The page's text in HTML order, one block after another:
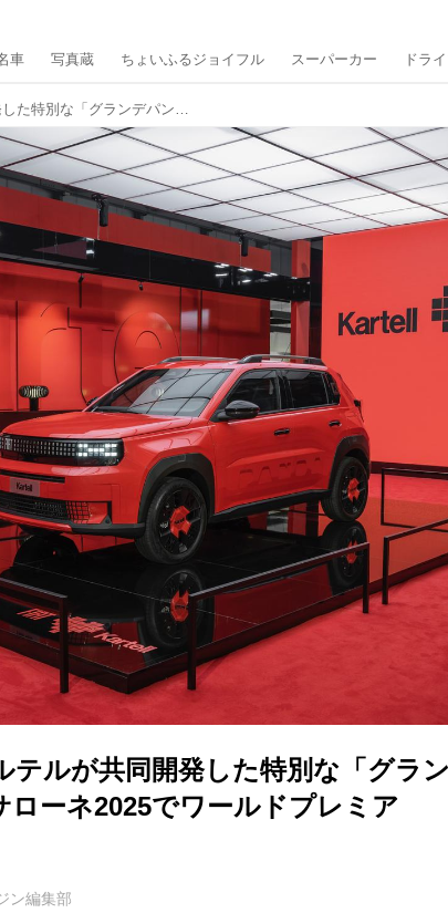
車 写真蔵 ちょいふるジョイフル スーパーカー ドラ
フィアットとカルテルが共同開発した特別な「グランデパンダ」が登場、ミラノサローネ2025でワールドプレミア
テルが共同開発した特別な「グラン
ローネ2025でワールドプレミア
ン編集部